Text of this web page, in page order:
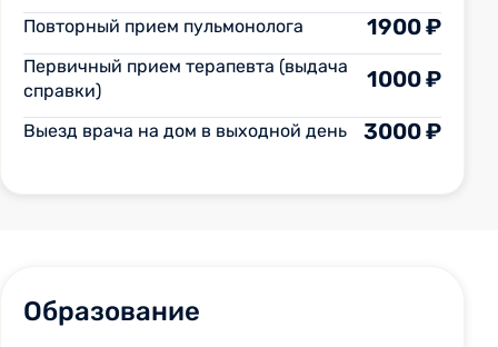
Повторный прием пульмонолога 1900 ₽
Первичный прием терапевта (выдача
справки)
1000 ₽
Выезд врача на дом в выходной день 3000 ₽
Образование